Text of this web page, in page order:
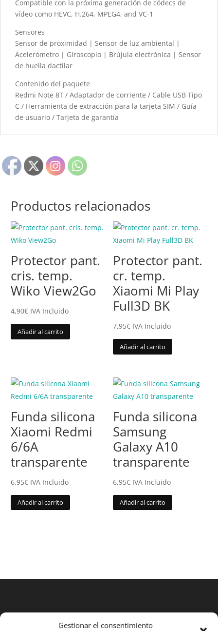
Gestionar el consentimiento
Compatible con la próxima generación de códecs de
vídeo como HEVC, H.264, MPEG4, and VC-1
Sensores
Sensor de proximidad | Sensor de luz ambiental |
Acelerómetro | Giroscopio | Brújula electrónica | Sensor
de huella dactilar
Contenido del paquete
Redmi Note 8T / Adaptador de corriente / Cable USB Tipo
C / Herramienta de extracción para la tarjeta SIM / Guía
de usuario / Tarjeta de garantía
Productos relacionados
Protector pant.
cris. temp.
Wiko View2Go
4,90€ IVA Incluido
Añadir al carrito
Protector pant.
cr. temp.
Xiaomi Mi Play
Full3D BK
7,95€ IVA Incluido
Añadir al carrito
Funda silicona
Xiaomi Redmi
6/6A
transparente
6,95€ IVA Incluido
Añadir al carrito
Funda silicona
Samsung
Galaxy A10
transparente
6,95€ IVA Incluido
Añadir al carrito